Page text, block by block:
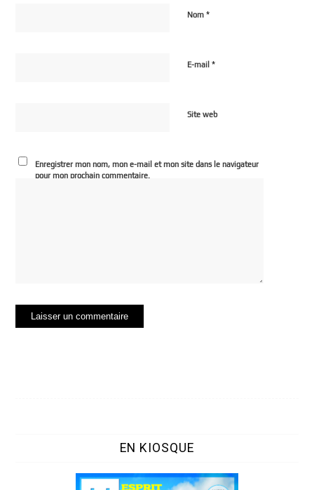
Nom*
E-mail*
Site web
Enregistrer mon nom, mon e-mail et mon site dans le navigateur
pour mon prochain commentaire.
EN KIOSQUE